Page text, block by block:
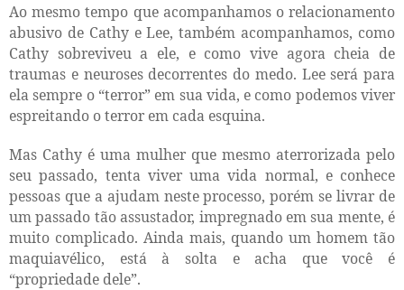
Ao mesmo tempo que acompanhamos o relacionamento
abusivo de Cathy e Lee, também acompanhamos, como
Cathy sobreviveu a ele, e como vive agora cheia de
traumas e neuroses decorrentes do medo. Lee será para
ela sempre o “terror” em sua vida, e como podemos viver
espreitando o terror em cada esquina.
Mas Cathy é uma mulher que mesmo aterrorizada pelo
seu passado, tenta viver uma vida normal, e conhece
pessoas que a ajudam neste processo, porém se livrar de
um passado tão assustador, impregnado em sua mente, é
muito complicado. Ainda mais, quando um homem tão
maquiavélico, está à solta e acha que você é
“propriedade dele”.